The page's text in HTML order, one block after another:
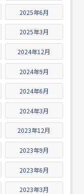
2025年6月
2025年3月
2024年12月
2024年9月
2024年6月
2024年3月
2023年12月
2023年9月
2023年6月
2023年3月